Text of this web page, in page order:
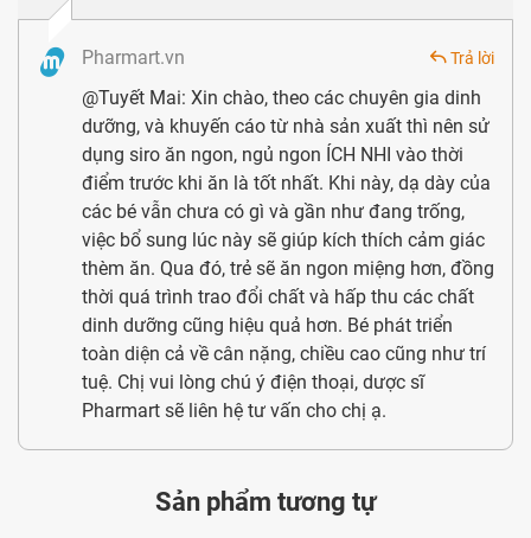
chỉ giúp cải thiện chứng biếng ăn mà còn có tác dụng
kích thích sự thèm ăn tự nhiên, giúp trẻ ăn ngon
miệng và thúc đẩy quá trình tiêu hóa và hấp thu
dưỡng chất.
An toàn:Siro Ăn Ngon Ích Nhi đảm bảo an toàn cho
người dùng, không chứa các thành phần gây hại
hoặc có tác dụng phụ đáng lo ngại, tuân thủ các quy
định về an toàn thực phẩm.
Giá và địa chỉ mua hàng uy tín
Pharmart.vn Trả lời
@Tuyết Mai: Xin chào, theo các chuyên gia dinh
dưỡng, và khuyến cáo từ nhà sản xuất thì nên sử
dụng siro ăn ngon, ngủ ngon ÍCH NHI vào thời
điểm trước khi ăn là tốt nhất. Khi này, dạ dày của
các bé vẫn chưa có gì và gần như đang trống,
việc bổ sung lúc này sẽ giúp kích thích cảm giác
thèm ăn. Qua đó, trẻ sẽ ăn ngon miệng hơn, đồng
thời quá trình trao đổi chất và hấp thu các chất
dinh dưỡng cũng hiệu quả hơn. Bé phát triển
toàn diện cả về cân nặng, chiều cao cũng như trí
tuệ. Chị vui lòng chú ý điện thoại, dược sĩ
Pharmart sẽ liên hệ tư vấn cho chị ạ.
Sản phẩm tương tự